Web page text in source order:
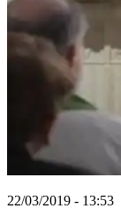
22/03/2019 - 13:53